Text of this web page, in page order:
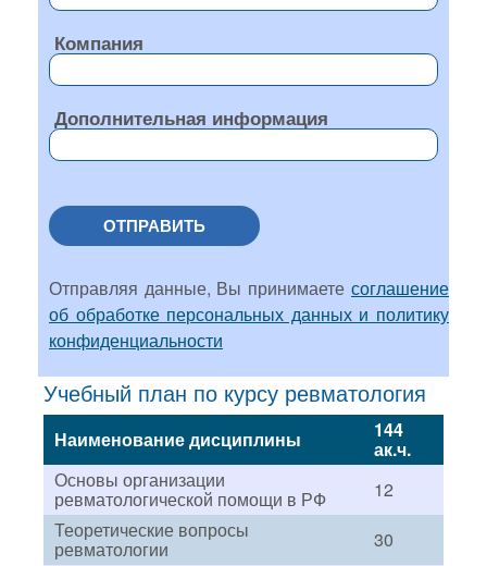
Компания
Дополнительная информация
ОТПРАВИТЬ
Отправляя данные, Вы принимаете соглашение
об обработке персональных данных и политику
конфиденциальности
Учебный план по курсу ревматология
Наименование дисциплины 144
ак.ч.
Основы организации
ревматологической помощи в РФ
12
Теоретические вопросы
ревматологии
30